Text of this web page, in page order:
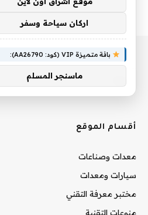
أقسام الموقع
معدات وصناعات
سيارات ومعدات
مختبر معرفة التقني
منوعات التقنية
اركان سياحة وسفر
باقة متميزة VIP (كود: AA26790):
ماسنجر المسلم